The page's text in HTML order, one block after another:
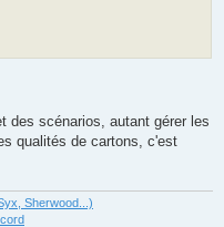
des scénarios, autant gérer les
qualités de cartons, c'est
Sherwood...)